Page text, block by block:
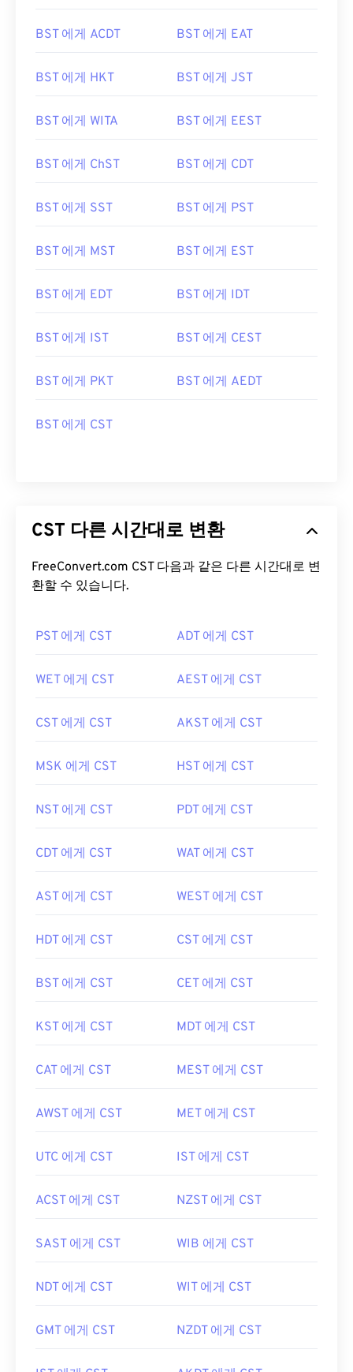
BST 에게 ACDT BST 에게 EAT
BST 에게 HKT BST 에게 JST
BST 에게 WITA BST 에게 EEST
BST 에게 ChST BST 에게 CDT
BST 에게 SST BST 에게 PST
BST 에게 MST BST 에게 EST
BST 에게 EDT BST 에게 IDT
BST 에게 IST BST 에게 CEST
BST 에게 PKT BST 에게 AEDT
BST 에게 CST
CST 다른 시간대로 변환
FreeConvert.com CST 다음과 같은 다른 시간대로 변
환할 수 있습니다.
PST 에게 CST ADT 에게 CST
WET 에게 CST AEST 에게 CST
CST 에게 CST AKST 에게 CST
MSK 에게 CST HST 에게 CST
NST 에게 CST PDT 에게 CST
CDT 에게 CST WAT 에게 CST
AST 에게 CST WEST 에게 CST
HDT 에게 CST CST 에게 CST
BST 에게 CST CET 에게 CST
KST 에게 CST MDT 에게 CST
CAT 에게 CST MEST 에게 CST
AWST 에게 CST MET 에게 CST
UTC 에게 CST IST 에게 CST
ACST 에게 CST NZST 에게 CST
SAST 에게 CST WIB 에게 CST
NDT 에게 CST WIT 에게 CST
GMT 에게 CST NZDT 에게 CST